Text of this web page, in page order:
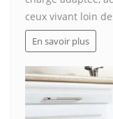
ceux vivant loin
En savoir plus